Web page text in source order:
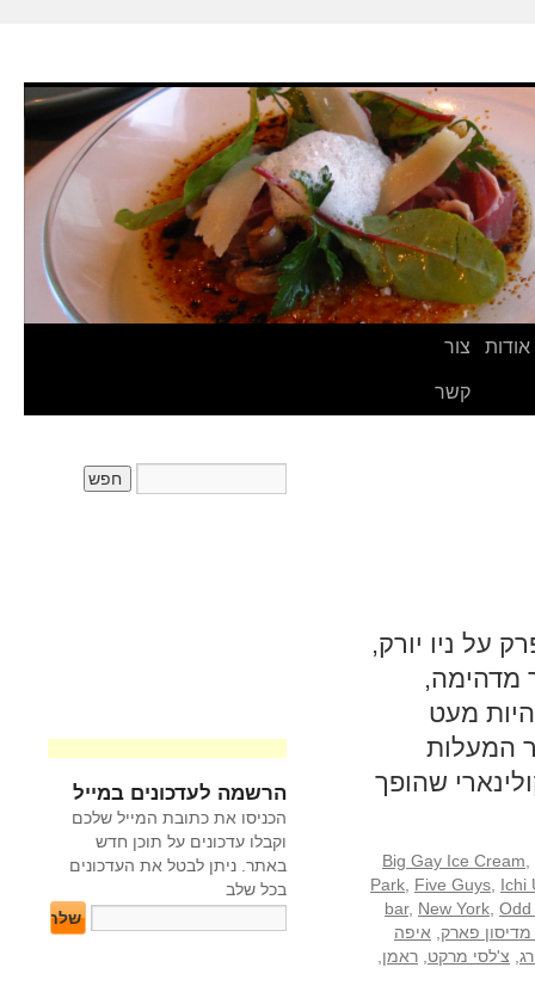
אודות צור
קשר
על ניו יורק,
מדהימה,
מעט
המעלות
שהופך
Big Gay Ice Cream
Park Five Guys Ichi
bar, New York Odd
מדיסון פארק
איפה
צ'לסי מרקט ראמן
הרשמה לעדכונים במייל
הכניסו את כתובת המייל שלכם
וקבלו עדכונים על תוכן חדש
באתר. ניתן לבטל את העדכונים
בכל שלב